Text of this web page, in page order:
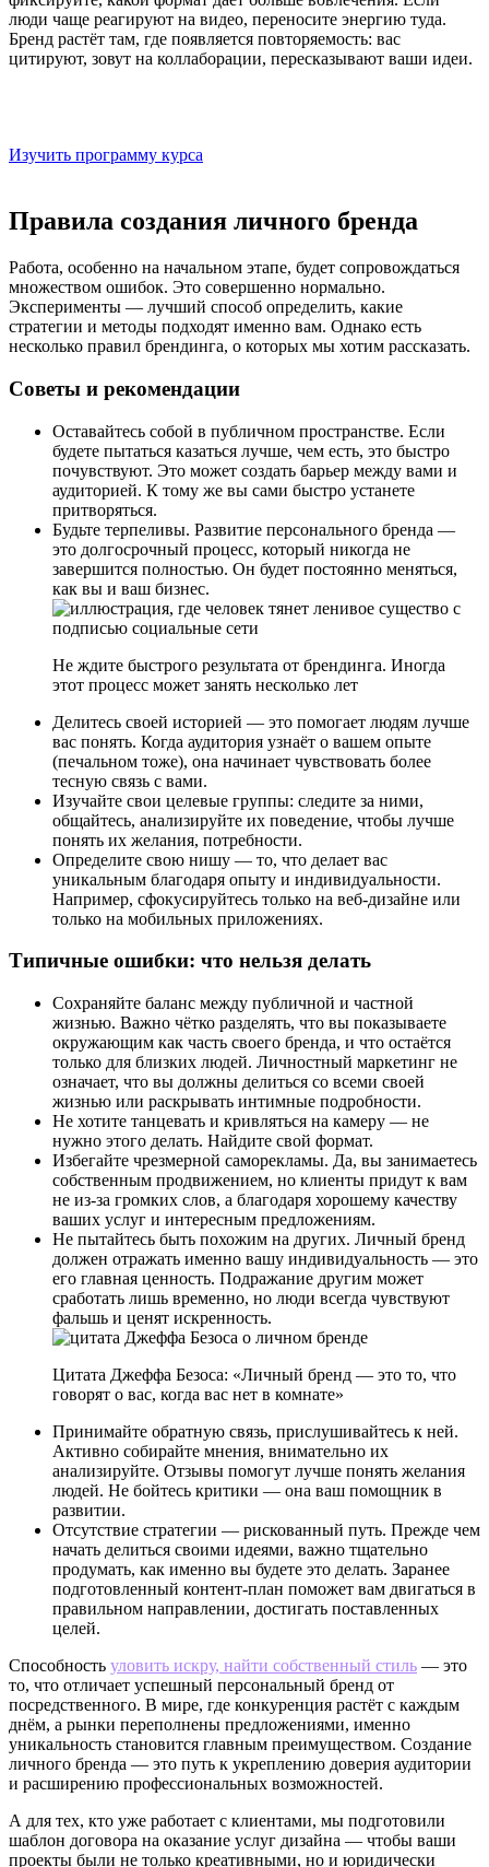
люди чаще реагируют на видео, переносите энергию туда.
Бренд растёт там, где появляется повторяемость: вас
цитируют, зовут на коллаборации, пересказывают ваши идеи.
Изучить программу курса
Правила создания личного бренда
Работа, особенно на начальном этапе, будет сопровождаться
множеством ошибок. Это совершенно нормально.
Эксперименты — лучший способ определить, какие
стратегии и методы подходят именно вам. Однако есть
несколько правил брендинга, о которых мы хотим рассказать.
Советы и рекомендации
Оставайтесь собой в публичном пространстве. Если
будете пытаться казаться лучше, чем есть, это быстро
почувствуют. Это может создать барьер между вами и
аудиторией. К тому же вы сами быстро устанете
притворяться.
Будьте терпеливы. Развитие персонального бренда —
это долгосрочный процесс, который никогда не
завершится полностью. Он будет постоянно меняться,
как вы и ваш бизнес.
Не ждите быстрого результата от брендинга. Иногда
этот процесс может занять несколько лет
Делитесь своей историей — это помогает людям лучше
вас понять. Когда аудитория узнаёт о вашем опыте
(печальном тоже), она начинает чувствовать более
тесную связь с вами.
Изучайте свои целевые группы: следите за ними,
общайтесь, анализируйте их поведение, чтобы лучше
понять их желания, потребности.
Определите свою нишу — то, что делает вас
уникальным благодаря опыту и индивидуальности.
Например, сфокусируйтесь только на веб-дизайне или
только на мобильных приложениях.
Типичные ошибки: что нельзя делать
Сохраняйте баланс между публичной и частной
жизнью. Важно чётко разделять, что вы показываете
окружающим как часть своего бренда, и что остаётся
только для близких людей. Личностный маркетинг не
означает, что вы должны делиться со всеми своей
жизнью или раскрывать интимные подробности.
Не хотите танцевать и кривляться на камеру — не
нужно этого делать. Найдите свой формат.
Избегайте чрезмерной саморекламы. Да, вы занимаетесь
собственным продвижением, но клиенты придут к вам
не из-за громких слов, а благодаря хорошему качеству
ваших услуг и интересным предложениям.
Не пытайтесь быть похожим на других. Личный бренд
должен отражать именно вашу индивидуальность — это
его главная ценность. Подражание другим может
сработать лишь временно, но люди всегда чувствуют
фальшь и ценят искренность.
Цитата Джеффа Безоса: «Личный бренд — это то, что
говорят о вас, когда вас нет в комнате»
Принимайте обратную связь, прислушивайтесь к ней.
Активно собирайте мнения, внимательно их
анализируйте. Отзывы помогут лучше понять желания
людей. Не бойтесь критики — она ваш помощник в
развитии.
Отсутствие стратегии — рискованный путь. Прежде чем
начать делиться своими идеями, важно тщательно
продумать, как именно вы будете это делать. Заранее
подготовленный контент-план поможет вам двигаться в
правильном направлении, достигать поставленных
целей.
Способность уловить искру, найти собственный стиль — это
то, что отличает успешный персональный бренд от
посредственного. В мире, где конкуренция растёт с каждым
днём, а рынки переполнены предложениями, именно
уникальность становится главным преимуществом. Создание
личного бренда — это путь к укреплению доверия аудитории
и расширению профессиональных возможностей.
А для тех, кто уже работает с клиентами, мы подготовили
шаблон договора на оказание услуг дизайна — чтобы ваши
проекты были не только креативными, но и юридически